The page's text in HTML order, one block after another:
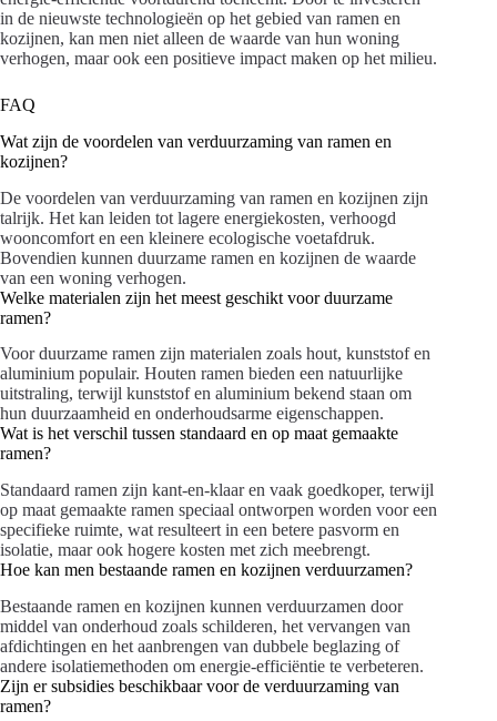
in de nieuwste technologieën op het gebied van ramen en
kozijnen, kan men niet alleen de waarde van hun woning
verhogen, maar ook een positieve impact maken op het milieu.
FAQ
Wat zijn de voordelen van verduurzaming van ramen en
kozijnen?
De voordelen van verduurzaming van ramen en kozijnen zijn
talrijk. Het kan leiden tot lagere energiekosten, verhoogd
wooncomfort en een kleinere ecologische voetafdruk.
Bovendien kunnen duurzame ramen en kozijnen de waarde
van een woning verhogen.
Welke materialen zijn het meest geschikt voor duurzame
ramen?
Voor duurzame ramen zijn materialen zoals hout, kunststof en
aluminium populair. Houten ramen bieden een natuurlijke
uitstraling, terwijl kunststof en aluminium bekend staan om
hun duurzaamheid en onderhoudsarme eigenschappen.
Wat is het verschil tussen standaard en op maat gemaakte
ramen?
Standaard ramen zijn kant-en-klaar en vaak goedkoper, terwijl
op maat gemaakte ramen speciaal ontworpen worden voor een
specifieke ruimte, wat resulteert in een betere pasvorm en
isolatie, maar ook hogere kosten met zich meebrengt.
Hoe kan men bestaande ramen en kozijnen verduurzamen?
Bestaande ramen en kozijnen kunnen verduurzamen door
middel van onderhoud zoals schilderen, het vervangen van
afdichtingen en het aanbrengen van dubbele beglazing of
andere isolatiemethoden om energie-efficiëntie te verbeteren.
Zijn er subsidies beschikbaar voor de verduurzaming van
ramen?